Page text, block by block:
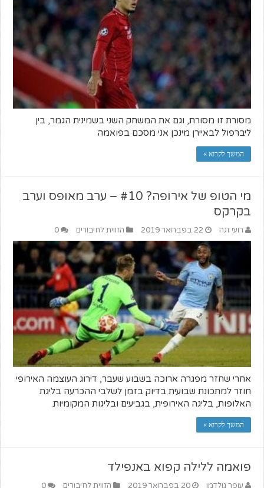
מסורת זו מסורת, וגם את המשחק השני בשמינית הגמר, בין
ליברפול לבאיירן מינכן אני מסכם בפואמה
המשך לקרוא »
מי הטופ של אירופה? #10 – ערב מאופס וערב
בקרקס
רועי זגה 22 בפברואר 2019 הזווית לחיבורים 0
אחרי שחזר מפגרה ארוכה בשבוע שעבר, דירוג העוצמה האירופי
חוזר למתכונת שבועית בדיוק בזמן לשלבי ההכרעה בליגת
האלופות, בליגה האירופית, בגביעים ובליגות המקומיות.
המשך לקרוא »
פואמה ללילה קפוא באנפילד
עופר גולדמן 20 בפברואר 2019 הזווית לחיבורים 0